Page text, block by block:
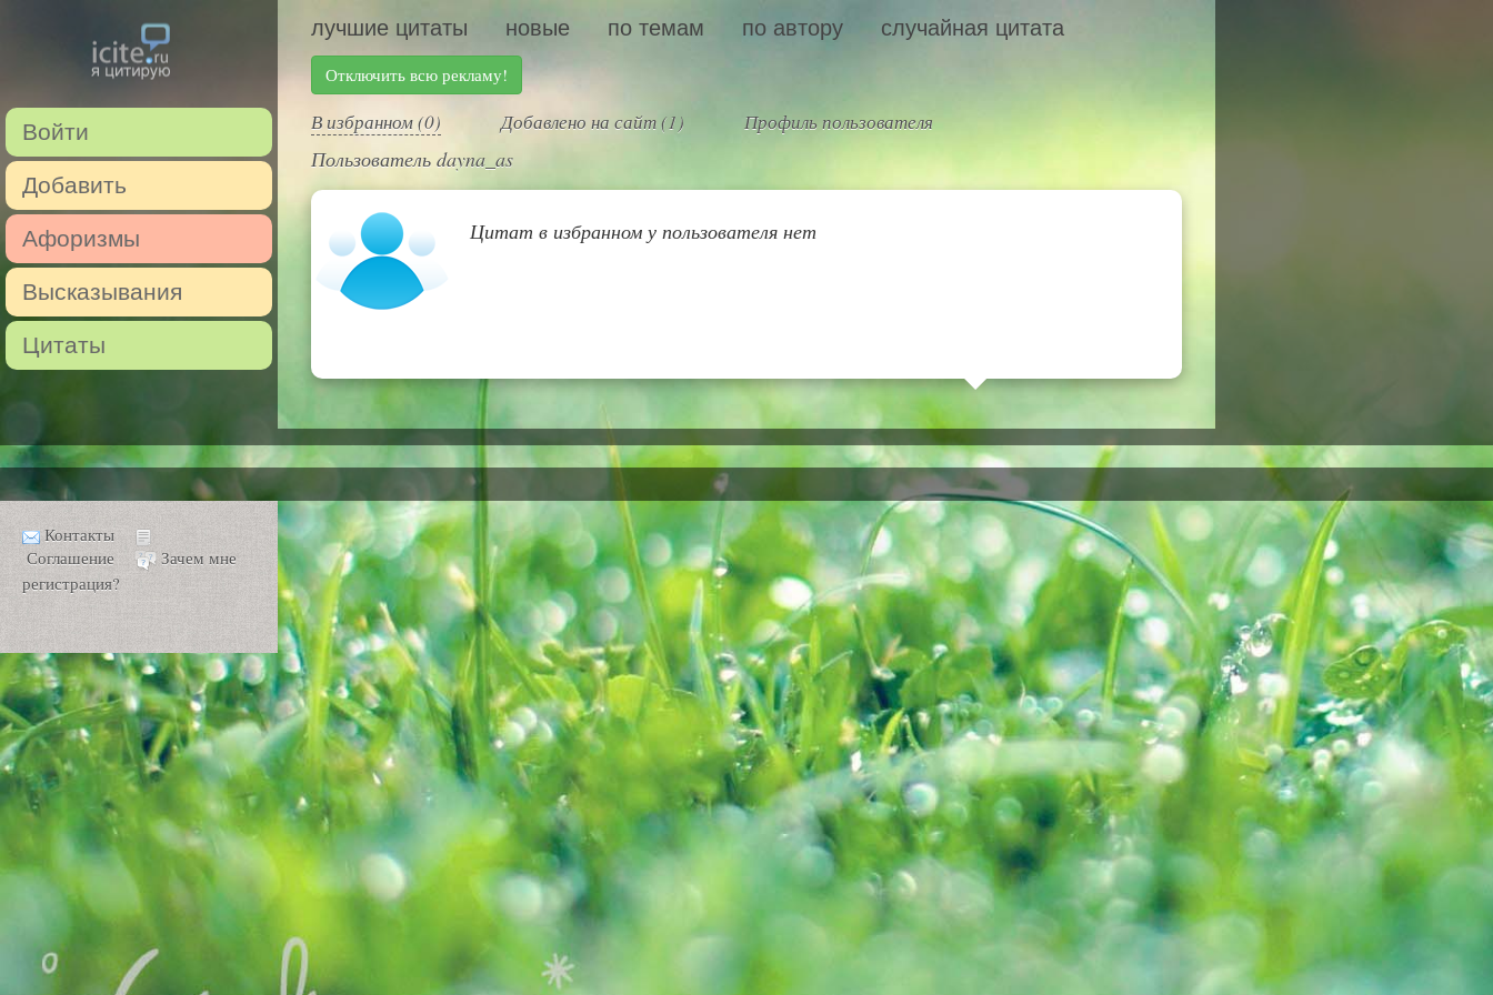
Войти
Добавить
Афоризмы
Высказывания
Цитаты
лучшие цитаты новые по темам по автору случайная цитата
Отключить всю рекламу!
В избранном (0) Добавлено на сайт (1) Профиль пользователя
Пользователь dayna_as
Цитат в избранном у пользователя нет
Контакты
Соглашение
Зачем мне
регистрация?